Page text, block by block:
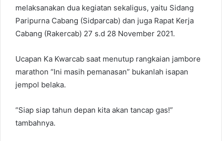
melaksanakan dua kegiatan sekaligus, yaitu Sidang
Paripurna Cabang (Sidparcab) dan juga Rapat Kerja
Cabang (Rakercab) 27 s.d 28 November 2021.
Ucapan Ka Kwarcab saat menutup rangkaian jambore
marathon “Ini masih pemanasan” bukanlah isapan
jempol belaka.
“Siap siap tahun depan kita akan tancap gas!”
tambahnya.